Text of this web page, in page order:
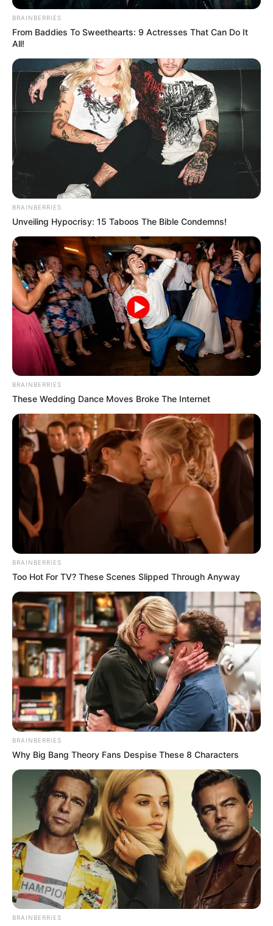
BRAINBERRIES
From Baddies To Sweethearts: 9 Actresses That Can Do It
All!
BRAINBERRIES
Unveiling Hypocrisy: 15 Taboos The Bible Condemns!
BRAINBERRIES
These Wedding Dance Moves Broke The Internet
BRAINBERRIES
Too Hot For TV? These Scenes Slipped Through Anyway
BRAINBERRIES
Why Big Bang Theory Fans Despise These 8 Characters
BRAINBERRIES